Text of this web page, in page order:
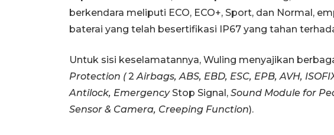
berkendara meliputi ECO, ECO+, Sport, dan Normal,
baterai yang telah besertifikasi IP67 yang tahan
Untuk sisi keselamatannya, Wuling menyajikan
Protection (2 Airbags, ABS, EBD, ESC, EPB, AVH,
Antilock, EmergencyStop Signal, Sound Module for
Sensor & Camera, Creeping Function).